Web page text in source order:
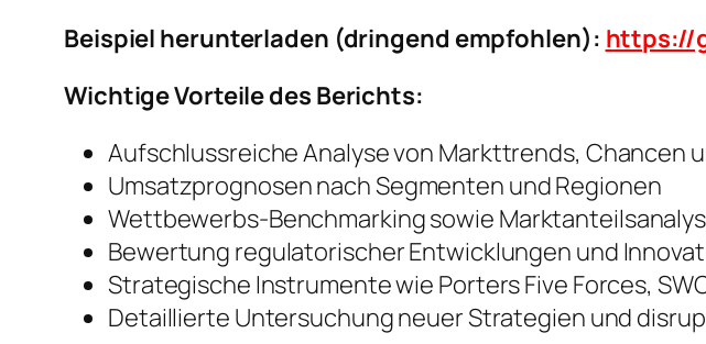
Beispiel herunterladen (dringend empfohlen): https://
Wichtige Vorteile des Berichts:
Aufschlussreiche Analyse von Markttrends, Chancen
Umsatzprognosen nach Segmenten und Regionen
Wettbewerbs-Benchmarking sowie
Bewertung regulatorischer Entwicklungen und
Strategische Instrumente wie Porters Five Forces,
Detaillierte Untersuchung neuer Strategien und